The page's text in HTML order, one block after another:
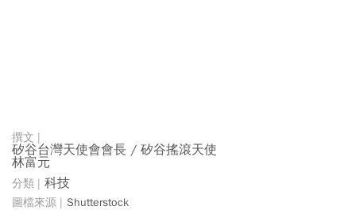
矽谷台灣天使會會長 / 矽谷搖滾天使
林富元
科技
Shutterstock